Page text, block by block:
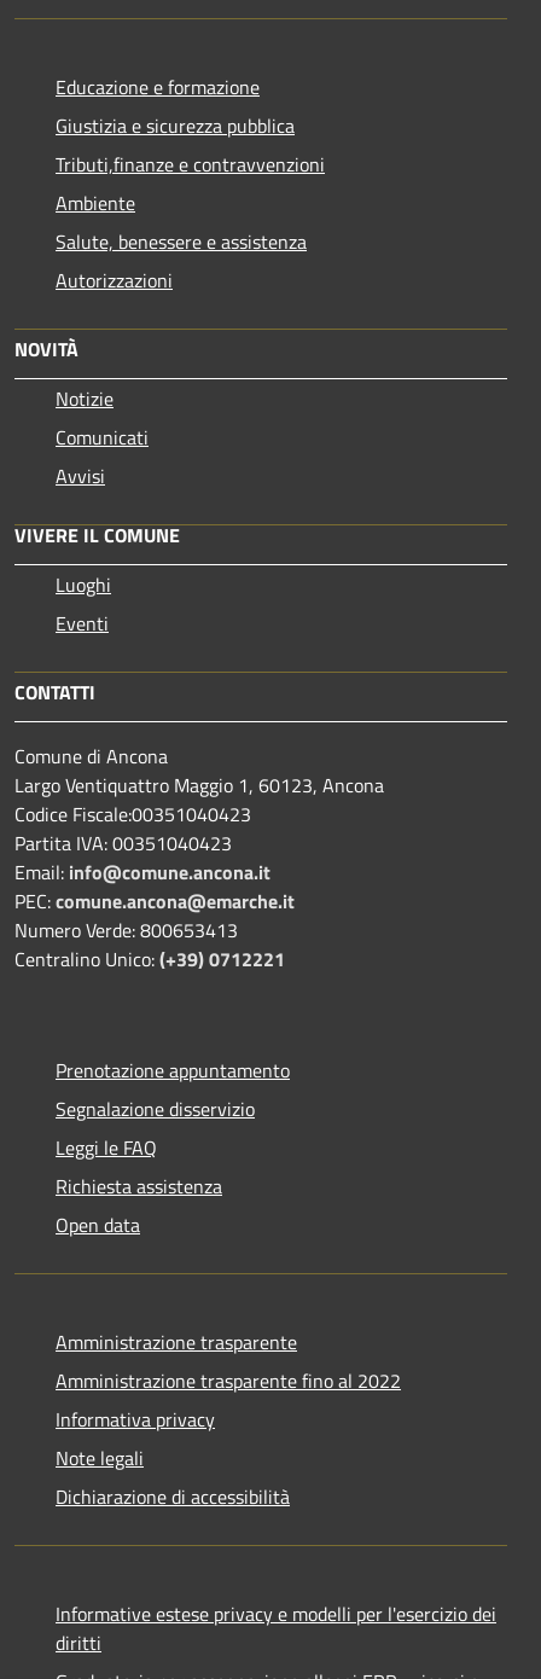
Educazione e formazione
Giustizia e sicurezza pubblica
Tributi,finanze e contravvenzioni
Ambiente
Salute, benessere e assistenza
Autorizzazioni
NOVITÀ
Notizie
Comunicati
Avvisi
VIVERE IL COMUNE
Luoghi
Eventi
CONTATTI
Comune di Ancona
Largo Ventiquattro Maggio 1, 60123, Ancona
Codice Fiscale:00351040423
Partita IVA: 00351040423
Email: info@comune.ancona.it
PEC:comune.ancona@emarche.it
Numero Verde: 800653413
Centralino Unico:(+39) 0712221
Prenotazione appuntamento
Segnalazione disservizio
Leggi le FAQ
Richiesta assistenza
Open data
Amministrazione trasparente
Amministrazione trasparente fino al 2022
Informativa privacy
Note legali
Dichiarazione di accessibilità
Informative estese privacy e modelli per l'esercizio dei
diritti